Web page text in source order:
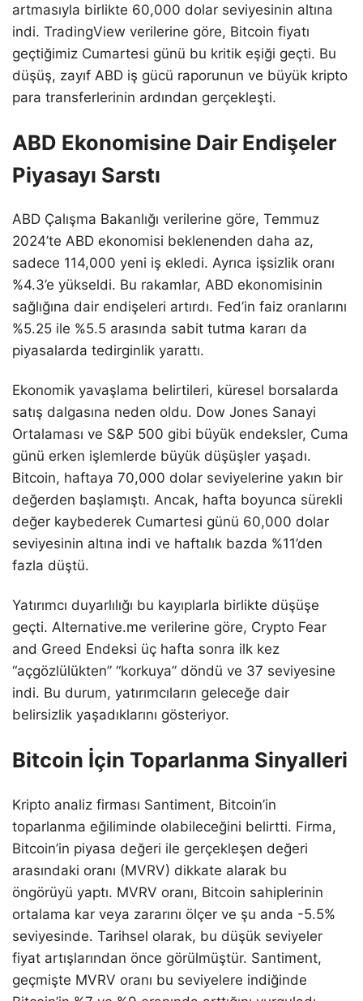
artmasıyla birlikte 60,000 dolar seviyesinin altına
indi. TradingView verilerine göre, Bitcoin fiyatı
geçtiğimiz Cumartesi günü bu kritik eşiği geçti. Bu
düşüş, zayıf ABD iş gücü raporunun ve büyük kripto
para transferlerinin ardından gerçekleşti.
ABD Ekonomisine Dair Endişeler
Piyasayı Sarstı
ABD Çalışma Bakanlığı verilerine göre, Temmuz
2024’te ABD ekonomisi beklenenden daha az,
sadece 114,000 yeni iş ekledi. Ayrıca işsizlik oranı
%4.3’e yükseldi. Bu rakamlar, ABD ekonomisinin
sağlığına dair endişeleri artırdı. Fed’in faiz oranlarını
%5.25 ile %5.5 arasında sabit tutma kararı da
piyasalarda tedirginlik yarattı.
Ekonomik yavaşlama belirtileri, küresel borsalarda
satış dalgasına neden oldu. Dow Jones Sanayi
Ortalaması ve S&P 500 gibi büyük endeksler, Cuma
günü erken işlemlerde büyük düşüşler yaşadı.
Bitcoin, haftaya 70,000 dolar seviyelerine yakın bir
değerden başlamıştı. Ancak, hafta boyunca sürekli
değer kaybederek Cumartesi günü 60,000 dolar
seviyesinin altına indi ve haftalık bazda %11’den
fazla düştü.
Yatırımcı duyarlılığı bu kayıplarla birlikte düşüşe
geçti. Alternative.me verilerine göre, Crypto Fear
and Greed Endeksi üç hafta sonra ilk kez
“açgözlülükten” “korkuya” döndü ve 37 seviyesine
indi. Bu durum, yatırımcıların geleceğe dair
belirsizlik yaşadıklarını gösteriyor.
Bitcoin İçin Toparlanma Sinyalleri
Kripto analiz firması Santiment, Bitcoin’in
toparlanma eğiliminde olabileceğini belirtti. Firma,
Bitcoin’in piyasa değeri ile gerçekleşen değeri
arasındaki oranı (MVRV) dikkate alarak bu
öngörüyü yaptı. MVRV oranı, Bitcoin sahiplerinin
ortalama kar veya zararını ölçer ve şu anda -5.5%
seviyesinde. Tarihsel olarak, bu düşük seviyeler
fiyat artışlarından önce görülmüştür. Santiment,
geçmişte MVRV oranı bu seviyelere indiğinde